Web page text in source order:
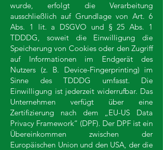
wurde, erfolgt die Verarbeitung
ausschließlich auf Grundlage von Art. 6
Abs. 1 lit. a DSGVO und § 25 Abs. 1
TDDDG, soweit die Einwilligung die
Speicherung von Cookies oder den Zugriff
auf Informationen im Endgerät des
Nutzers (z. B. Device-Fingerprinting) im
Sinne des TDDDG umfasst. Die
Einwilligung ist jederzeit widerrufbar. Das
Unternehmen verfügt über eine
Zertifizierung nach dem „EU-US Data
Privacy Framework“ (DPF). Der DPF ist ein
Übereinkommen zwischen der
Europäischen Union und den USA, der die